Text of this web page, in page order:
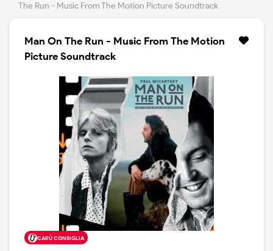
The Run - Music From The Motion Picture Soundtrack
Man On The Run - Music From The Motion
Picture Soundtrack
CARÙ CONSIGLIA